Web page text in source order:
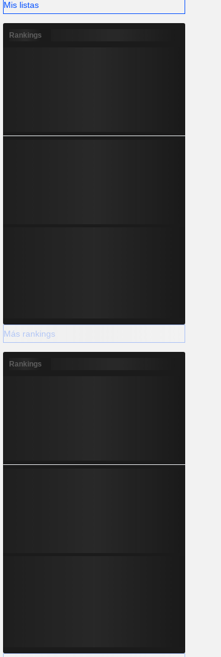
Mis listas
Rankings
Más rankings
Rankings